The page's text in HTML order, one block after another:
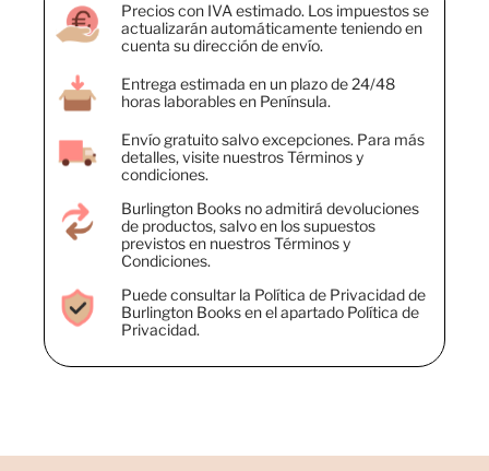
Precios con IVA estimado. Los impuestos se
actualizarán automáticamente teniendo en
cuenta su dirección de envío.
Entrega estimada en un plazo de 24/48
horas laborables en Península.
Envío gratuito salvo excepciones. Para más
detalles, visite nuestros Términos y
condiciones.
Burlington Books no admitirá devoluciones
de productos, salvo en los supuestos
previstos en nuestros Términos y
Condiciones.
Puede consultar la Política de Privacidad de
Burlington Books en el apartado Política de
Privacidad.